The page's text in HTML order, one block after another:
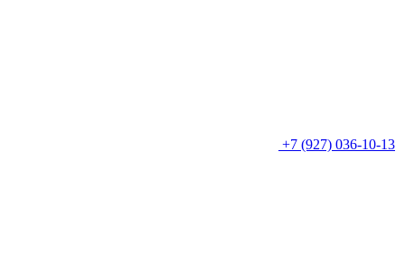
+7 (927) 036-10-13